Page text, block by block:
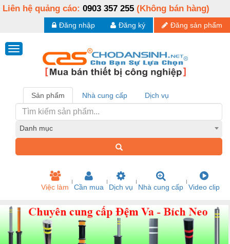
Liên hệ quảng cáo: 0903 357 255 (Không bán hàng)
Đăng sản phẩm
Đăng ký
Đăng nhập
Sản phẩm Nhà cung cấp Dịch vụ
Danh mục
Việc làm Cần mua Dịch vụ Nhà cung cấp Video clip